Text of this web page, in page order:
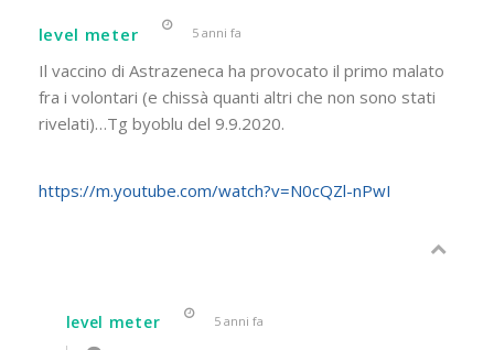
level meter 5 anni fa
Il vaccino di Astrazeneca ha provocato il primo malato
fra i volontari (e chissà quanti altri che non sono stati
rivelati)…Tg byoblu del 9.9.2020.
https://m.youtube.com/watch?v=N0cQZl-nPwI
level meter 5 anni fa